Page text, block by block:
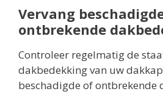
Vervang
ontbrekende
Controleer regelmatig de
dakbedekking van uw
beschadigde of ontbrekende